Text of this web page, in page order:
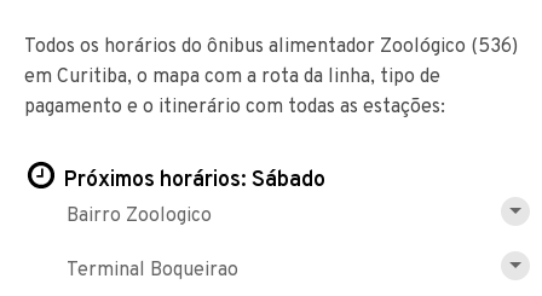
Todos os horários do ônibus alimentador Zoológico (536)
em Curitiba, o mapa com a rota da linha, tipo de
pagamento e o itinerário com todas as estações:
Próximos horários: Sábado
Bairro Zoologico
Terminal Boqueirao